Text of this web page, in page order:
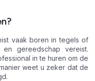
vaak boren in tegels of
gereedschap vereist.
in te huren om de
weet u zeker dat de